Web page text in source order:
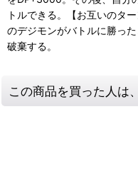
トルできる。【お互いのタ
のデジモンがバトルに勝っ
破棄する。
この商品を買った人は